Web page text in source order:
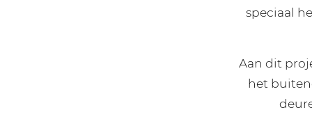
speciaal
Aan dit
het